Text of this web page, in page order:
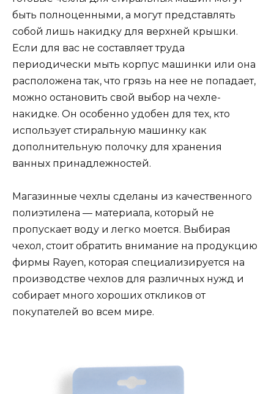
быть полноценными, а могут представлять
собой лишь накидку для верхней крышки.
Если для вас не составляет труда
периодически мыть корпус машинки или она
расположена так, что грязь на нее не попадает,
можно остановить свой выбор на чехле-
накидке. Он особенно удобен для тех, кто
использует стиральную машинку как
дополнительную полочку для хранения
ванных принадлежностей.
Магазинные чехлы сделаны из качественного
полиэтилена — материала, который не
пропускает воду и легко моется. Выбирая
чехол, стоит обратить внимание на продукцию
фирмы Rayen, которая специализируется на
производстве чехлов для различных нужд и
собирает много хороших откликов от
покупателей во всем мире.